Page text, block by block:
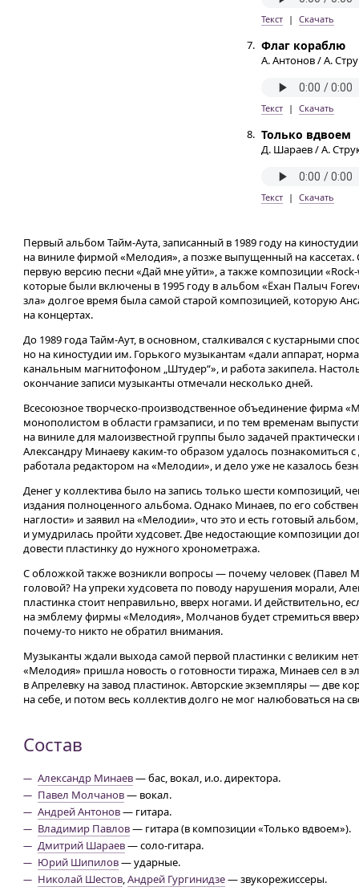
Текст | Скачать
7. Флаг кораблю
А. Антонов / А.
Текст | Скачать
8. Только вдвоем
Д. Шараев / А.
Текст | Скачать
Первый альбом Тайм-Аутa, записанный в 1989 году на
на виниле фирмой «Мелодия», а позже выпущенный на кассетах.
первую версию песни «Дай мне уйти», а также композиции
которые были включены в 1995 году в альбом «Ёхан Палыч
зла» долгое время была самой старой композицией, которую
на концертах.
До 1989 года Тайм-Аут, в основном, сталкивался с кустарными
но на киностудии им. Горького музыкантам «дали аппарат,
канальным магнитофоном „Штудер“», и работа закипела.
окончание записи музыканты отмечали несколько дней.
Всесоюзное творческо-производственное объединение фирма
монополистом в области грамзаписи, и по тем временам
на виниле для малоизвестной группы было задачей
Александру Минаеву каким-то образом удалось познакомиться
работала редактором на «Мелодии», и дело уже не казалось
Денег у коллектива было на запись только шести композиций,
издания полноценного альбома. Однако Минаев, по его
наглости» и заявил на «Мелодии», что это и есть готовый
и умудрилась пройти худсовет. Две недостающие композиции
довести пластинку до нужного хронометража.
С обложкой также возникли вопросы — почему человек (Павел
головой? На упреки худсовета по поводу нарушения морали,
пластинка стоит неправильно, вверх ногами. И действительно,
на эмблему фирмы «Мелодия», Молчанов будет стремиться
почему-то никто не обратил внимания.
Музыканты ждали выхода самой первой пластинки с великим
«Мелодия» пришла новость о готовности тиража, Минаев сел в
в Апрелевку на завод пластинок. Авторские экземпляры — две
на себе, и потом весь коллектив долго не мог налюбоваться на
Состав
Александр Минаев— бас, вокал, и.о. директора.
Павел Молчанов— вокал.
Андрей Антонов— гитара.
Владимир Павлов— гитара (в композиции «Только вдвоем»).
Дмитрий Шараев— соло-гитара.
Юрий Шипилов— ударные.
Николай Шестов,Андрей Гургинидзе— звукорежиссеры.